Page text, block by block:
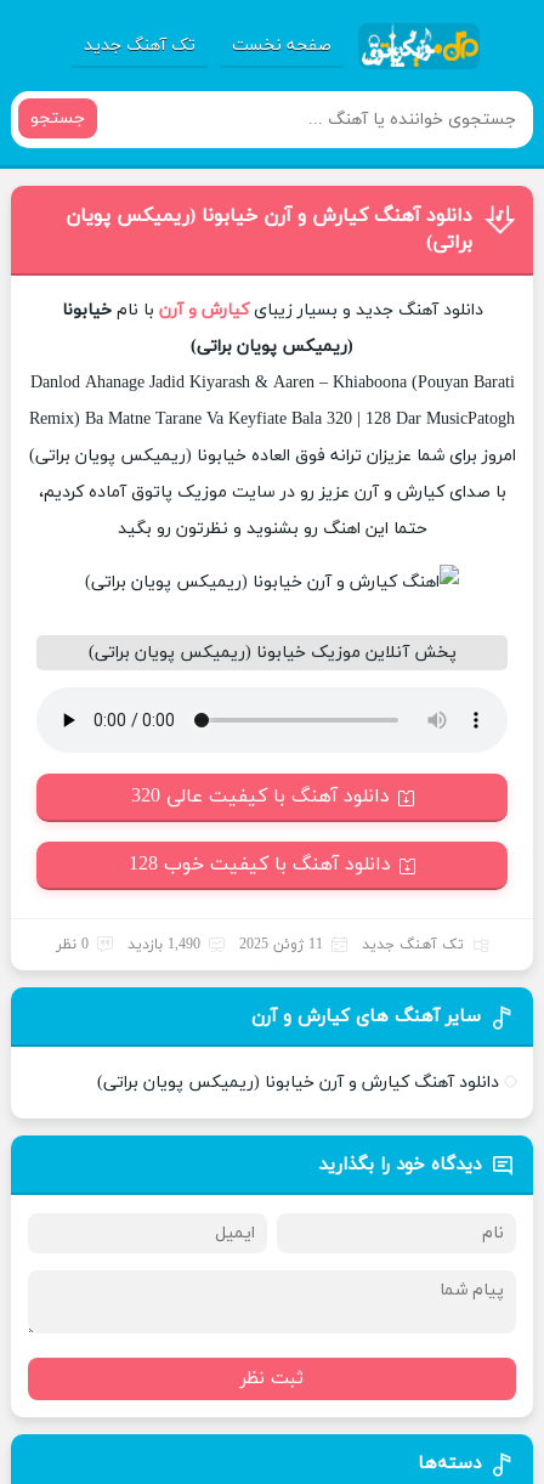
صفحه نخست تک آهنگ جدید
جستجو
دانلود آهنگ کیارش و آرن خیابونا (ریمیکس پویان
براتی)
دانلود آهنگ جدید و بسیار زیبایکیارش و آرن با نامخیابونا
(ریمیکس پویان براتی)
Danlod Ahanage Jadid Kiyarash & Aaren – Khiaboona (Pouyan Barati
Remix) Ba Matne Tarane Va Keyfiate Bala 320 | 128 Dar MusicPatogh
امروز برای شما عزیزان ترانه فوق العاده خیابونا (ریمیکس پویان براتی)
با صدای کیارش و آرن عزیز رو در سایت موزیک پاتوق آماده کردیم،
حتما این اهنگ رو بشنوید و نظرتون رو بگید
پخش آنلاین موزیک خیابونا (ریمیکس پویان براتی)
دانلود آهنگ با کیفیت عالی 320
دانلود آهنگ با کیفیت خوب 128
تک آهنگ جدید 11 ژوئن 2025 1,490 بازدید 0 نظر
سایر آهنگ های کیارش و آرن
دانلود آهنگ کیارش و آرن خیابونا (ریمیکس پویان براتی)
دیدگاه خود را بگذارید
ثبت نظر
دسته‌ها